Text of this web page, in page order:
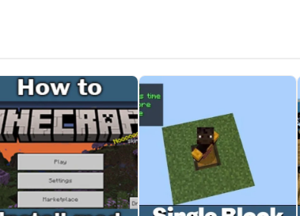
26.21 / 1.26.21
на Андроид и установи вручную, если